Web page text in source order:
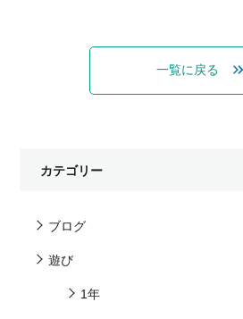
一覧に戻る
カテゴリー
ブログ
遊び
1年